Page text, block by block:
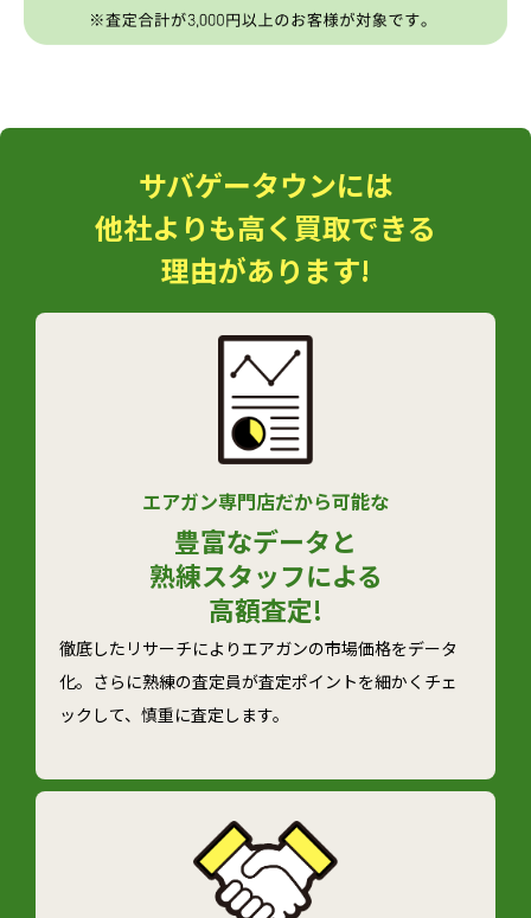
サバゲータウンには
他社よりも高く買取できる
理由があります!
エアガン専門店だから可能な
豊富なデータと
熟練スタッフによる
高額査定!
徹底したリサーチによりエアガンの市場価格をデータ
化。さらに熟練の査定員が査定ポイントを細かくチェ
ックして、慎重に査定します。